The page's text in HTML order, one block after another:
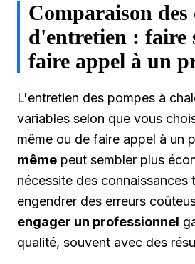
Comparaison des
d'entretien : faire
faire appel à un
L'entretien des pompes à
variables selon que vous
même ou de faire appel à un
même peut sembler plus
nécessite des connaissances
engendrer des erreurs
engager un professionnel
qualité, souvent avec des